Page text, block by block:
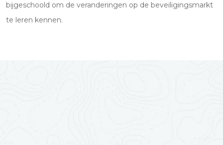
bijgeschoold om de veranderingen op de beveiligingsmarkt
te leren kennen.